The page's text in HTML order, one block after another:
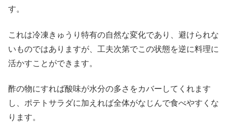
す。
これは冷凍きゅうり特有の自然な変化であり、避けられな
いものではありますが、工夫次第でこの状態を逆に料理に
活かすことができます。
酢の物にすれば酸味が水分の多さをカバーしてくれます
し、ポテトサラダに加えれば全体がなじんで食べやすくな
ります。